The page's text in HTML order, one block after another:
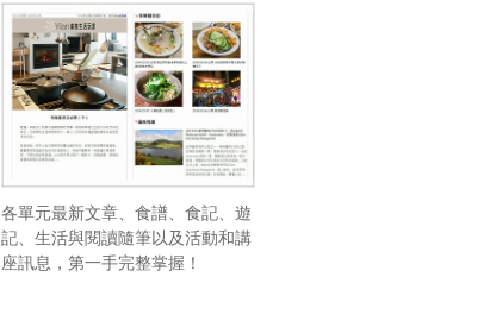
各單元最新文章、食譜、食記、遊
記、生活與閱讀隨筆以及活動和講
座訊息，第一手完整掌握！